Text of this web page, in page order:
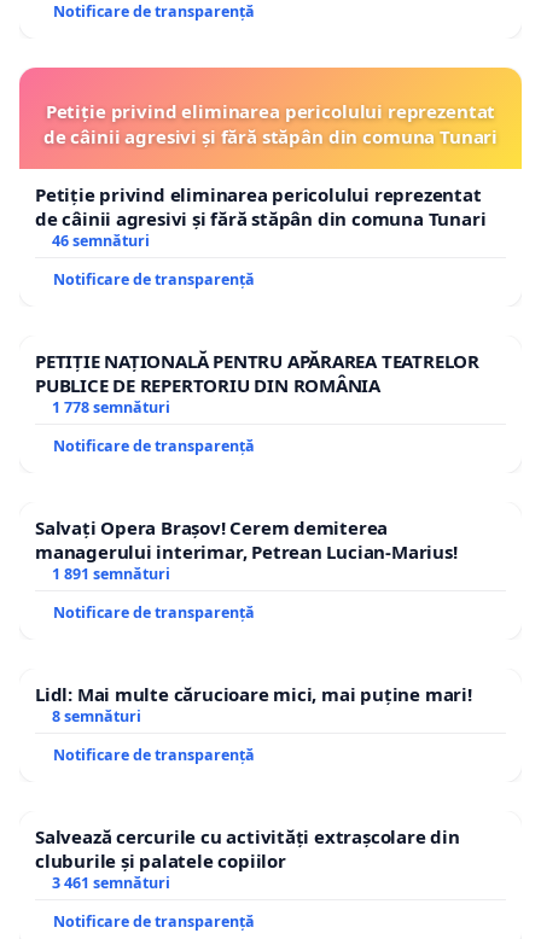
Notificare de transparență
Petiție privind eliminarea pericolului reprezentat
de câinii agresivi și fără stăpân din comuna Tunari
Petiție privind eliminarea pericolului reprezentat
de câinii agresivi și fără stăpân din comuna Tunari
46 semnături
Notificare de transparență
PETIȚIE NAȚIONALĂ PENTRU APĂRAREA TEATRELOR
PUBLICE DE REPERTORIU DIN ROMÂNIA
1 778 semnături
Notificare de transparență
Salvați Opera Brașov! Cerem demiterea
managerului interimar, Petrean Lucian-Marius!
1 891 semnături
Notificare de transparență
Lidl: Mai multe cărucioare mici, mai puține mari!
8 semnături
Notificare de transparență
Salvează cercurile cu activități extrașcolare din
cluburile și palatele copiilor
3 461 semnături
Notificare de transparență